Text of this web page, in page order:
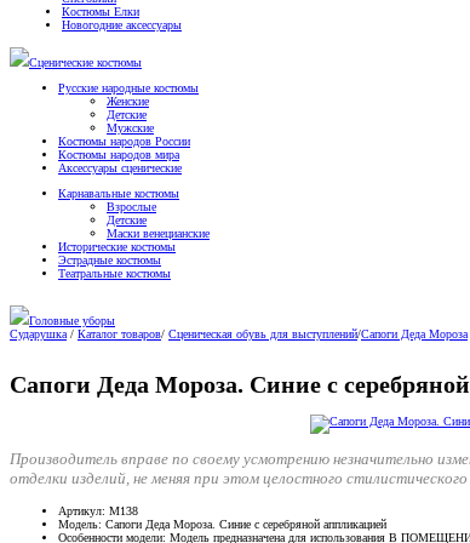
Костюмы Елки
Новогодние аксессуары
Сценические костюмы
Русские народные костюмы
Женские
Детские
Мужские
Костюмы народов России
Костюмы народов мира
Аксессуары сценические
Карнавальные костюмы
Взрослые
Детские
Маски венецианские
Исторические костюмы
Эстрадные костюмы
Театральные костюмы
Головные уборы
Сударушка / Каталог товаров/ Сценическая обувь для выступлений/Сапоги Деда Мороза
Сапоги Деда Мороза. Синие с
Производитель вправе по своему усмотрению незначительно
отделки изделий, не меняя при этом целостного
Артикул: М138
Модель: Сапоги Деда Мороза. Синие с серебряной аппликацией
Особенности модели: Модель предназначена для использования В